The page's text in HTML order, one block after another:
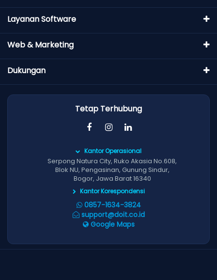
Layanan Software
Web & Marketing
Dukungan
Tetap Terhubung
Kantor Operasional
Serpong Natura City, Ruko Akasia No.608,
Blok NU, Pengasinan, Gunung Sindur,
Bogor, Jawa Barat 16340
Kantor Korespondensi
0857-1634-3824
support@doit.co.id
Google Maps